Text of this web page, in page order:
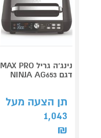
נינג’ה גריל MAX PRO
דגם NINJA AG653
תן הצעה מעל
1,043
₪